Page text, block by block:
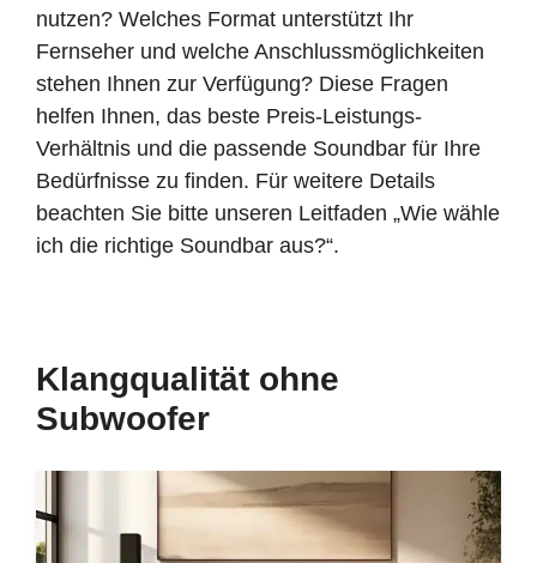
nutzen? Welches Format unterstützt Ihr
Fernseher und welche Anschlussmöglichkeiten
stehen Ihnen zur Verfügung? Diese Fragen
helfen Ihnen, das beste Preis-Leistungs-
Verhältnis und die passende Soundbar für Ihre
Bedürfnisse zu finden. Für weitere Details
beachten Sie bitte unseren Leitfaden „Wie wähle
ich die richtige Soundbar aus?“.
Klangqualität ohne
Subwoofer